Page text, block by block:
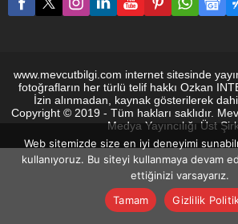
www.mevcutbilgi.com internet sitesinde
fotoğrafların her türlü telif hakkı Ozkan
İzin alınmadan, kaynak gösterilerek
Copyright © 2019 - Tüm hakları saklıdır.
Medya Yayıncılığı Üst
Web sitemizde size en iyi deneyimi
kullanıyoruz. Bu siteyi kullanmaya devam
ettiğinizi varsayarız.
Tamam
Gizlilik